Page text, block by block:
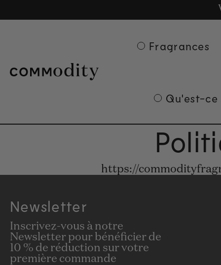
Fragrances
Qu'est-ce
https://
Newsletter
Inscrivez-vous à notre
Newsletter pour bénéficier de
10 % de réduction sur votre
première commande